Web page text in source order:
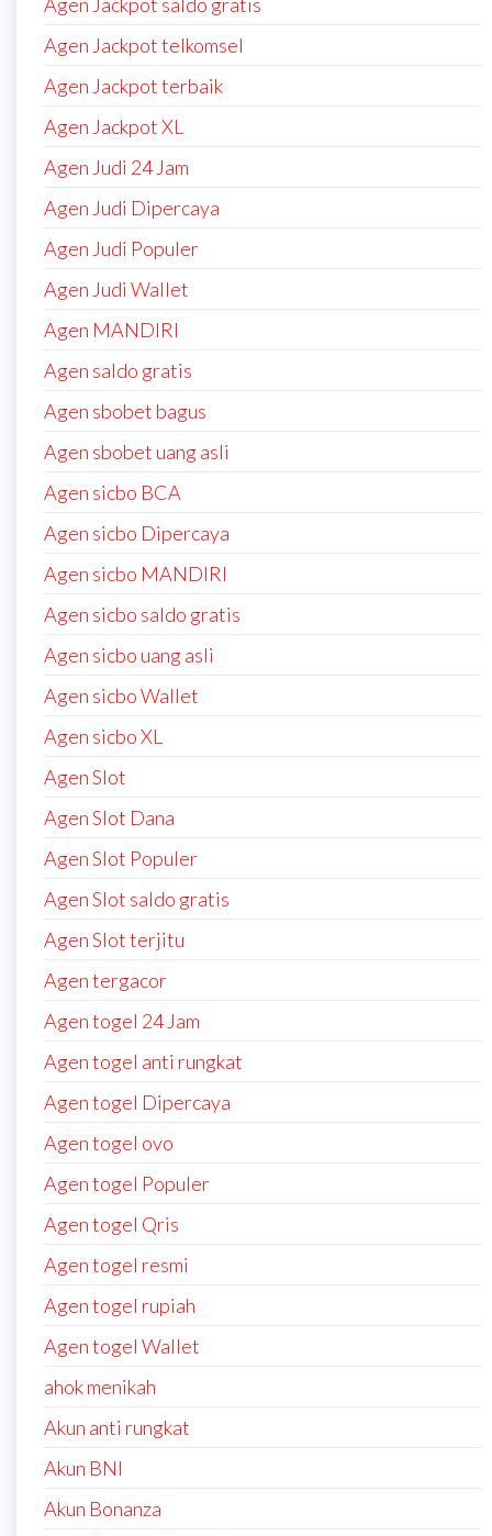
Agen Jackpot telkomsel
Agen Jackpot terbaik
Agen Jackpot XL
Agen Judi 24 Jam
Agen Judi Dipercaya
Agen Judi Populer
Agen Judi Wallet
Agen MANDIRI
Agen saldo gratis
Agen sbobet bagus
Agen sbobet uang asli
Agen sicbo BCA
Agen sicbo Dipercaya
Agen sicbo MANDIRI
Agen sicbo saldo gratis
Agen sicbo uang asli
Agen sicbo Wallet
Agen sicbo XL
Agen Slot
Agen Slot Dana
Agen Slot Populer
Agen Slot saldo gratis
Agen Slot terjitu
Agen tergacor
Agen togel 24 Jam
Agen togel anti rungkat
Agen togel Dipercaya
Agen togel ovo
Agen togel Populer
Agen togel Qris
Agen togel resmi
Agen togel rupiah
Agen togel Wallet
ahok menikah
Akun anti rungkat
Akun BNI
Akun Bonanza